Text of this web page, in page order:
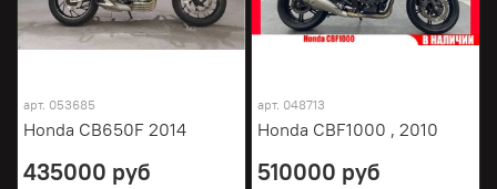
арт. 053685
Honda CB650F 2014
435000 руб
арт. 048713
Honda CBF1000 , 2010
510000 руб